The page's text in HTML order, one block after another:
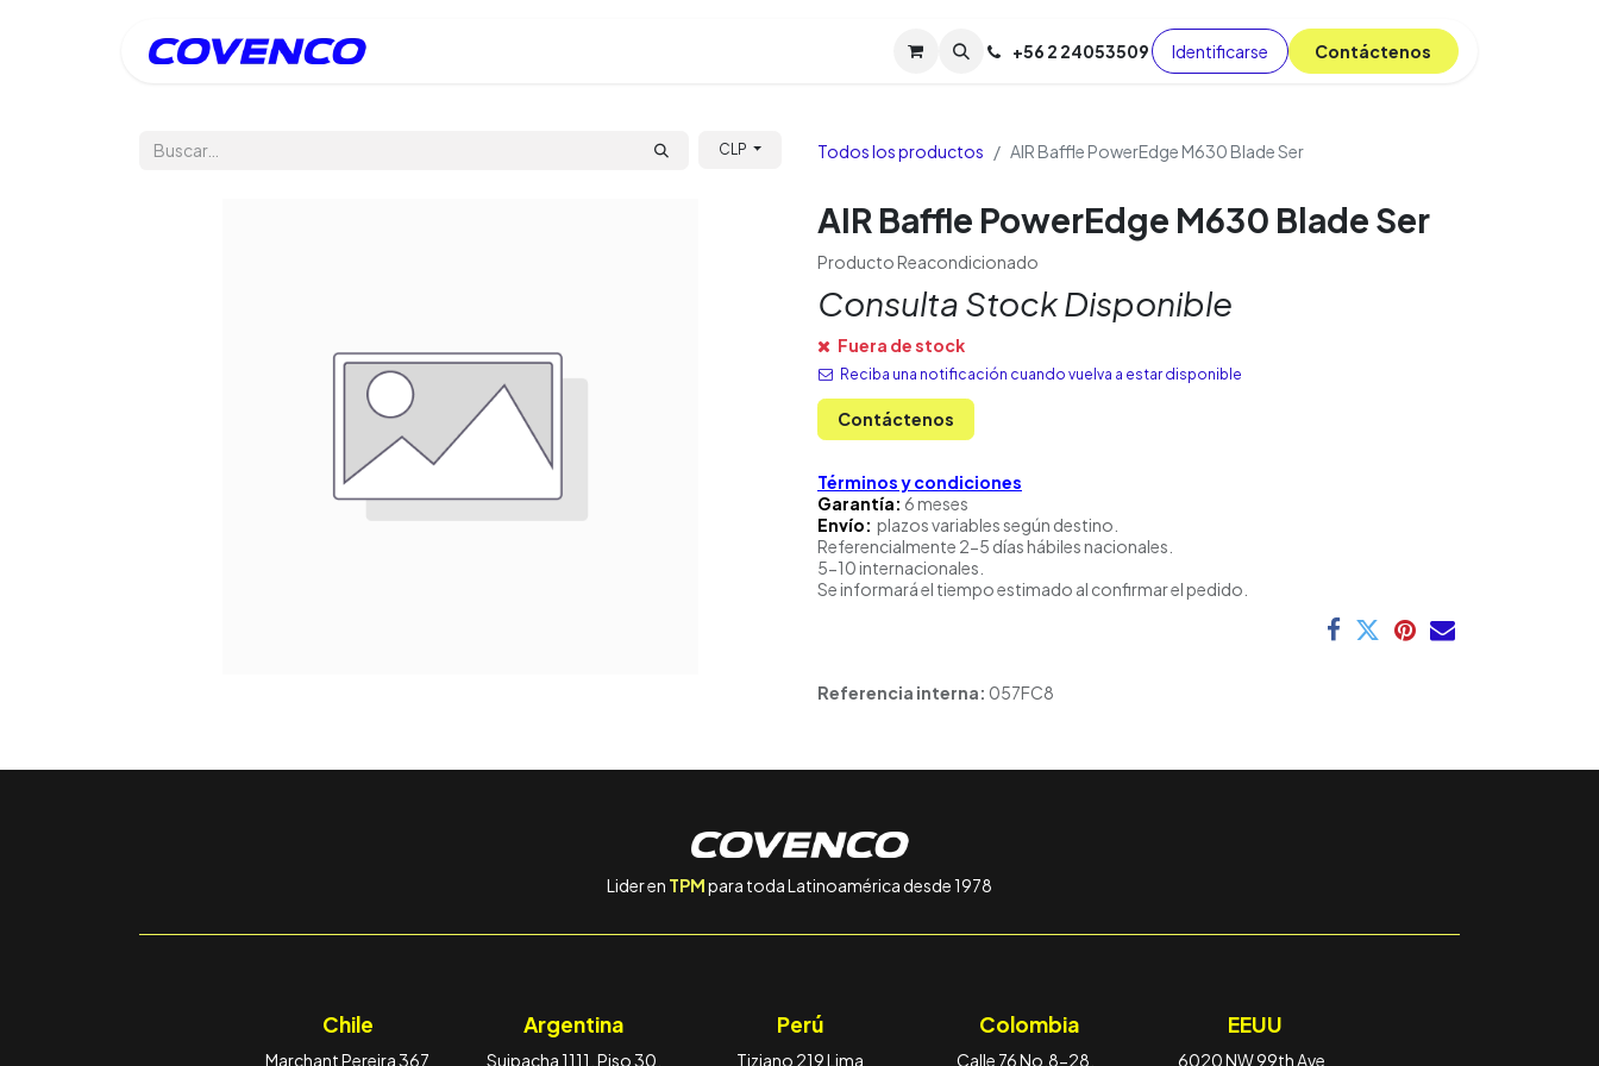
Soporte TPM (CL) Tienda Cursos Blog
+56 2 24053509 Identificarse C​​​​ont​​​​áct​​​​​​en​​​​​​os
CLP Todos los productos AIR Baffle PowerEdge M630 Blade Ser
AIR Baffle PowerEdge M630 Blade Ser
Producto Reacondicionado
Consulta Stock Disponible
Fuera de stock
Reciba una notificación cuando vuelva a estar disponible
Contáctenos
Términos y condiciones
Garantía: 6 meses
Envío: plazos variables según destino.
Referencialmente 2-5 días hábiles nacionales.
5-10 internacionales.
Se informará el tiempo estimado al confirmar el pedido.
Referencia interna: 057FC8
Lider en TPMpara toda Latinoamérica desde 1978
Chile
Marchant Pereira 367
Argentina
Suipacha 1111, Piso 30,
Perú
Tiziano 219 Lima
Colombia
Calle 76 No.8-28,
EEUU
6020 NW 99th Ave